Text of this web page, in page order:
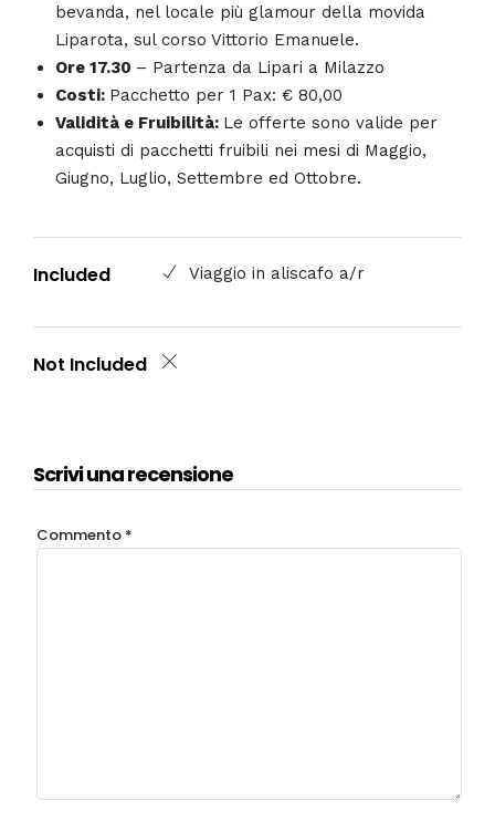
bevanda, nel locale più glamour della movida
Liparota, sul corso Vittorio Emanuele.
Ore 17.30 – Partenza da Lipari a Milazzo
Costi: Pacchetto per 1 Pax: € 80,00
Validità e Fruibilità: Le offerte sono valide per
acquisti di pacchetti fruibili nei mesi di Maggio,
Giugno, Luglio, Settembre ed Ottobre.
Included Viaggio in aliscafo a/r
Not Included
Scrivi una recensione
Commento *